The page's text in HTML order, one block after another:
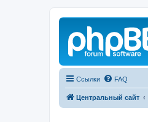
Ссылки FAQ
Центральный сайт